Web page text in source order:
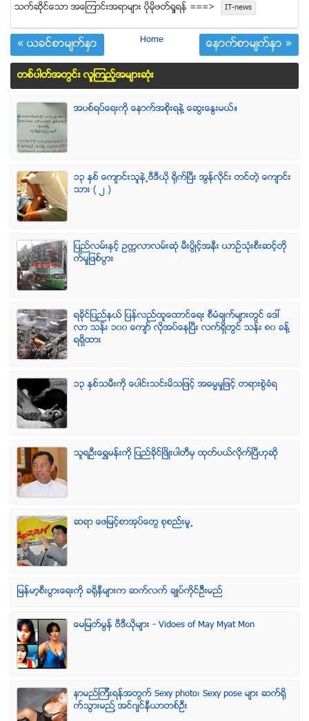
သက္ဆုိင္ေသာ အေၾကာင္းအရာမ်ား ပုိမုိဖတ္ရႈရန္ ===> IT-news
« ယခင္စာမ်က္ႏွာ Home ေနာက္စာမ်က္ႏွာ »
တစ္ပါတ္အတြင္း လူၾကည့္အမ်ားဆံုး
အပစ္ရပ္ေရးကို ေနာက္အစိုးရနဲ႔ ေဆြးေႏြးမယ္။
၁၃ ႏွစ္ ေက်ာင္းသူနဲ႕ဗီဒီယို ရိုက္ျပီး အြန္လိုင္း တင္တဲ့ ေက်ာင္း
သား ( ၂ )
ျပည္လမ္းႏွင့္ ဥကၠလာလမ္းဆုံ မီးပြိဳင့္အနီး ယာဥ္သုံးစီးဆင့္တို
က္မႈျဖစ္ပြား
ရခုိင္ျပည္နယ္ ျပန္လည္ထူေထာင္ေရး စီမံခ်က္မ်ားတြင္ ေဒၚ
လာ သန္း ၁၀၀ ေက်ာ္ လုိအပ္ေနၿပီး လက္ရွိတြင္ သန္း ၈၀ ခန္႔
ရရွိထား
၁၃ ႏွစ္သမီးကို ေပါင္းသင္းမိသျဖင့္ အဓမၼမႈျဖင့္ တရားစြဲခံရ
သူရဦးေရႊမန္းကို ျပည္ခိုင္ျဖိဳးပါတီမွ ထုတ္ပယ္လိုက္ျပီဟုဆို
ဆရာ ေဖျမင့္စာအုပ္ေတြ စုစည္းမူ႕
ျမန္မာ့စီးပြားေရးကို ခရိုနီမ်ားက ဆက္လက္ ခ်ဳပ္ကိုင္ဥိီးမည္
ေမျမတ္မြန္ ဗီဒီယုိမ်ား - Vidoes of May Myat Mon
နာမည္ၾကီးရန္အတြက္ Sexy photo၊ Sexy pose မ်ား ဆက္ရို
က္သြားမည္႔ အင္ဂ်င္နီယာတစ္ဦး